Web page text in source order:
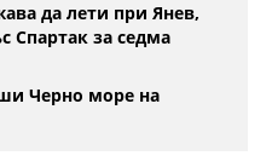
да лети при Янев,
Спартак за седма
Черно море на